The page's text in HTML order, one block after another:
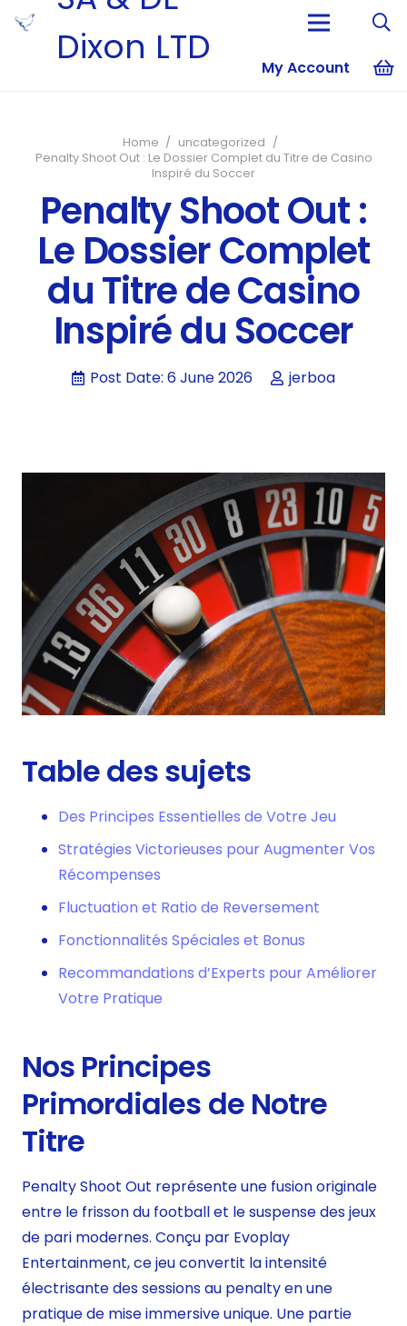
Dixon LTD
My Account
Home / uncategorized /
Penalty Shoot Out : Le Dossier Complet du Titre de Casino
Inspiré du Soccer
Penalty Shoot Out :
Le Dossier Complet
du Titre de Casino
Inspiré du Soccer
Post Date:6 June 2026 jerboa
Table des sujets
Des Principes Essentielles de Votre Jeu
Stratégies Victorieuses pour Augmenter Vos
Récompenses
Fluctuation et Ratio de Reversement
Fonctionnalités Spéciales et Bonus
Recommandations d’Experts pour Améliorer
Votre Pratique
Nos Principes
Primordiales de Notre
Titre
Penalty Shoot Out représente une fusion originale
entre le frisson du football et le suspense des jeux
de pari modernes. Conçu par Evoplay
Entertainment, ce jeu convertit la intensité
électrisante des sessions au penalty en une
pratique de mise immersive unique. Une partie